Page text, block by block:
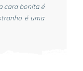
cara bonita é
é uma